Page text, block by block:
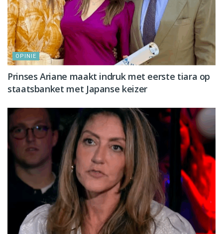
OPINIE
Prinses Ariane maakt indruk met eerste tiara op
staatsbanket met Japanse keizer